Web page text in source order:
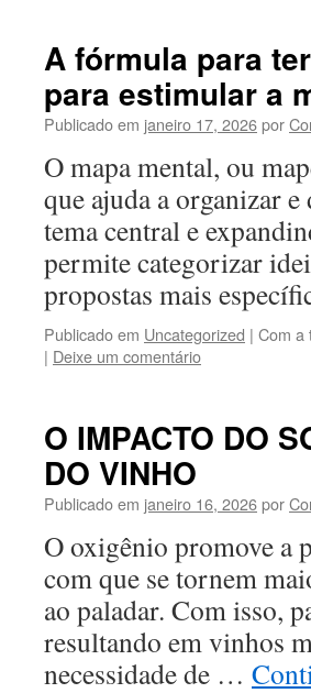
A fórmula para
para estimular a
Publicado em janeiro 17, 2026por
O mapa mental, ou
que ajuda a organizar
tema central e
permite categorizar
propostas mais
Publicado em Uncategorized | Com a
| Deixe um comentário
O IMPACTO DO
DO VINHO
Publicado em janeiro 16, 2026por
O oxigênio promove a
com que se tornem
ao paladar. Com isso,
resultando em vinhos
necessidade de …